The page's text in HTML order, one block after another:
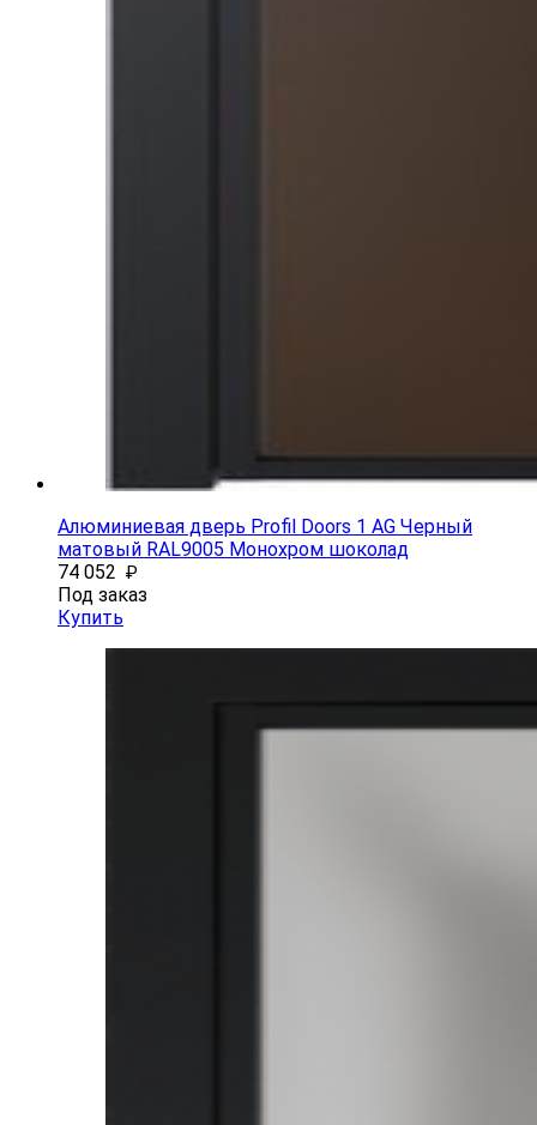
Алюминиевая дверь Profil Doors 1 AG Черный
матовый RAL9005 Монохром шоколад
74 052 ₽
Под заказ
Купить